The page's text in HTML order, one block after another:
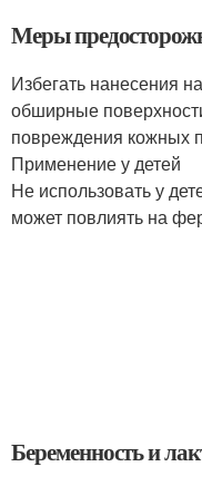
Меры
Избегать нанесения
обширные
повреждения кожных
Применение у детей
Не использовать у
может повлиять на
Беременность и